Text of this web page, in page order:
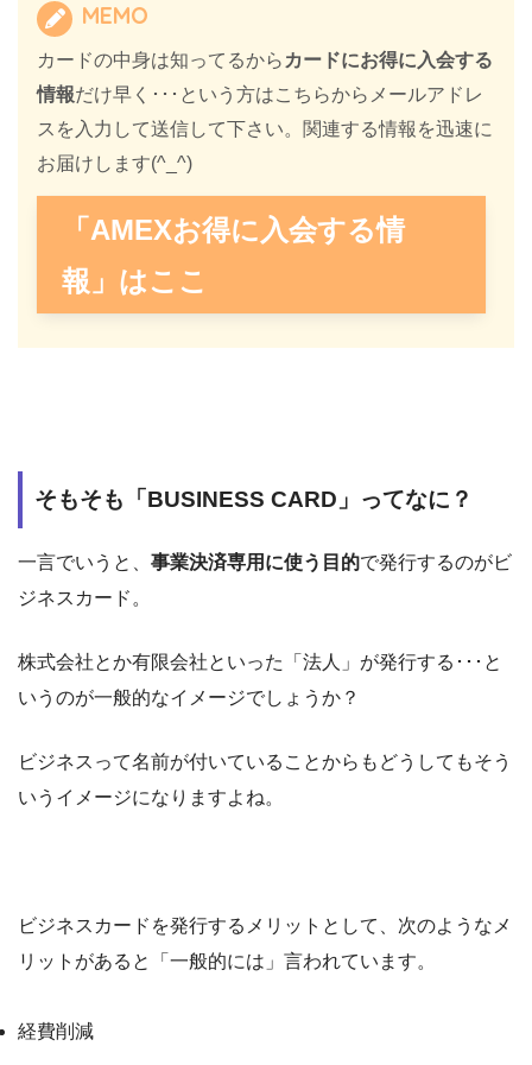
MEMO
カードの中身は知ってるから カードにお得に入会する
情報だけ早く･･･という方はこちらからメールアドレ
スを入力して送信して下さい。関連する情報を迅速に
お届けします(^_^)
「AMEXお得に入会する情
報」はここ
そもそも「BUSINESS CARD」ってなに？
一言でいうと、 事業決済専用に使う目的で発行するのがビ
ジネスカード。
株式会社とか有限会社といった「法人」が発行する･･･と
いうのが一般的なイメージでしょうか？
ビジネスって名前が付いていることからもどうしてもそう
いうイメージになりますよね。
ビジネスカードを発行するメリットとして、次のようなメ
リットがあると「一般的には」言われています。
経費削減